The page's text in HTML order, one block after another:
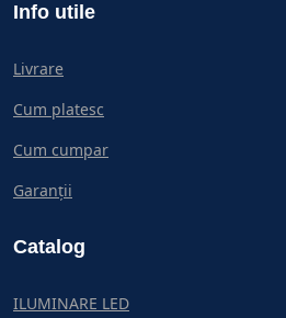
Info utile
Livrare
Cum platesc
Cum cumpar
Garanții
Catalog
ILUMINARE LED